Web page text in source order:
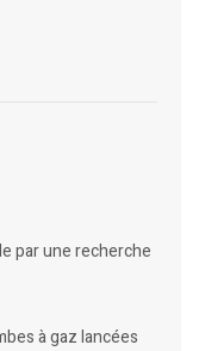
par une recherche
à gaz lancées